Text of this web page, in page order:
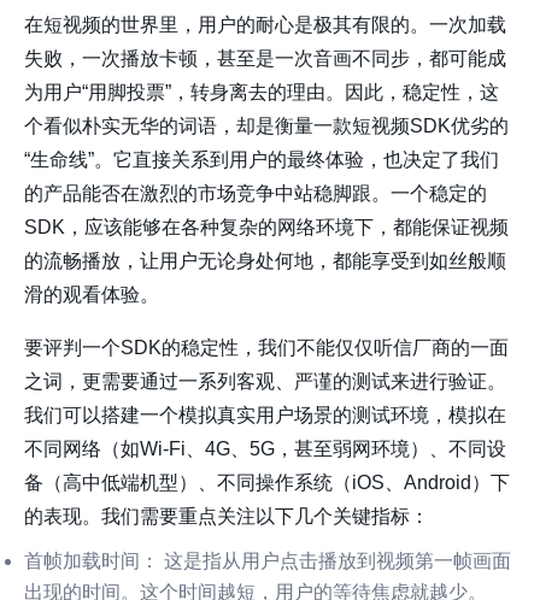
在短视频的世界里，用户的耐心是极其有限的。一次加载
失败，一次播放卡顿，甚至是一次音画不同步，都可能成
为用户“用脚投票”，转身离去的理由。因此，稳定性，这
个看似朴实无华的词语，却是衡量一款短视频SDK优劣的
“生命线”。它直接关系到用户的最终体验，也决定了我们
的产品能否在激烈的市场竞争中站稳脚跟。一个稳定的
SDK，应该能够在各种复杂的网络环境下，都能保证视频
的流畅播放，让用户无论身处何地，都能享受到如丝般顺
滑的观看体验。
要评判一个SDK的稳定性，我们不能仅仅听信厂商的一面
之词，更需要通过一系列客观、严谨的测试来进行验证。
我们可以搭建一个模拟真实用户场景的测试环境，模拟在
不同网络（如Wi-Fi、4G、5G，甚至弱网环境）、不同设
备（高中低端机型）、不同操作系统（iOS、Android）下
的表现。我们需要重点关注以下几个关键指标：
首帧加载时间：
这是指从用户点击播放到视频第一帧画面
出现的时间。这个时间越短，用户的等待焦虑就越少。